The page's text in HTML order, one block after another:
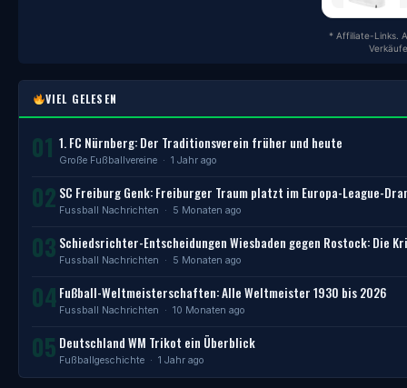
* Affiliate-Links.
VIEL GELESEN
01 1. FC Nürnberg: Der Traditionsverein früher und heute
Große Fußballvereine · 1 Jahr ago
02 SC Freiburg Genk: Freiburger Traum platzt im Europa-League-
Fussball Nachrichten · 5 Monaten ago
03 Schiedsrichter-Entscheidungen Wiesbaden gegen Rostock: Die
Fussball Nachrichten · 5 Monaten ago
04 Fußball-Weltmeisterschaften: Alle Weltmeister 1930 bis 2026
Fussball Nachrichten · 10 Monaten ago
05 Deutschland WM Trikot ein Überblick
Fußballgeschichte · 1 Jahr ago